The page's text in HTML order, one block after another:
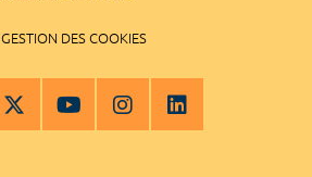
GESTION DES COOKIES